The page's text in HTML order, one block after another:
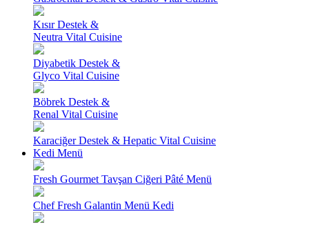
Kısır Destek &
Neutra Vital Cuisine
Diyabetik Destek &
Glyco Vital Cuisine
Böbrek Destek &
Renal Vital Cuisine
Karaciğer Destek & Hepatic Vital Cuisine
Kedi Menü
Fresh Gourmet Tavşan Ciğeri Pâté Menü
Chef Fresh Galantin Menü Kedi